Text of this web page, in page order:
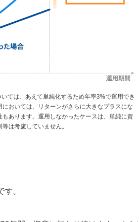
ては、あえて単純化するため年率3%で運用でき
おいては、リターンがさらに大きなプラスにな
もあります。運用しなかったケースは、単純に資
は考慮していません。
。